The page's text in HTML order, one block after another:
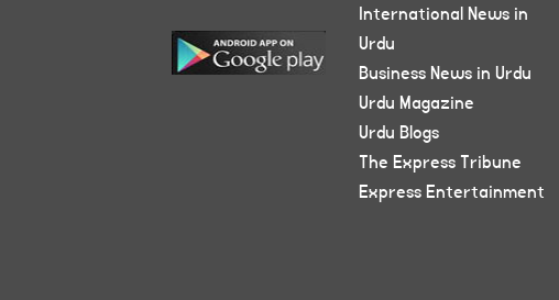
International News in
Urdu
Business News in Urdu
Urdu Magazine
Urdu Blogs
The Express Tribune
Express Entertainment